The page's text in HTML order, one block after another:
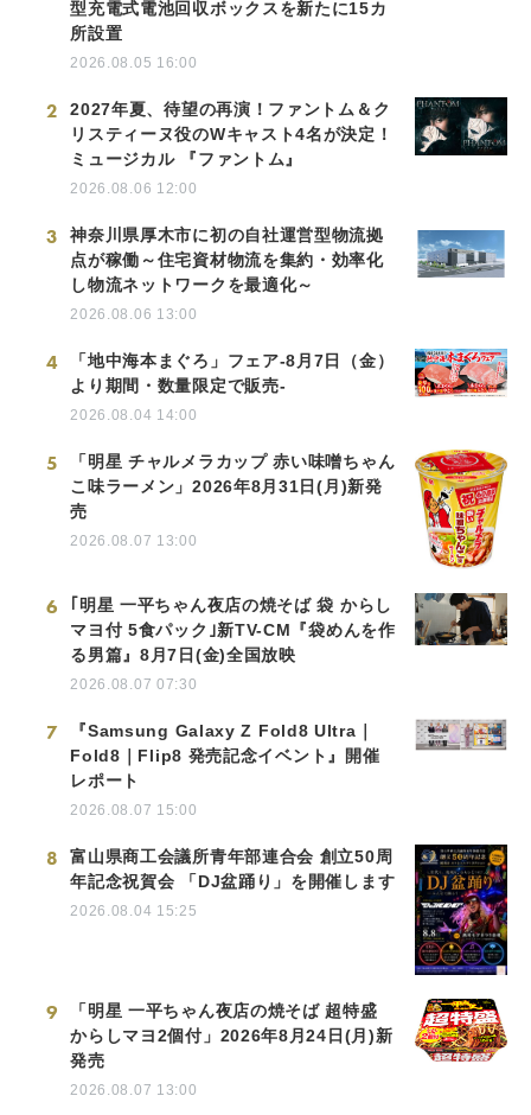
型充電式電池回収ボックスを新たに15カ
所設置
2026.08.05 16:00
2
2027年夏、待望の再演！ファントム＆ク
リスティーヌ役のWキャスト4名が決定！
ミュージカル 『ファントム』
2026.08.06 12:00
3
神奈川県厚木市に初の自社運営型物流拠
点が稼働～住宅資材物流を集約・効率化
し物流ネットワークを最適化～
2026.08.06 13:00
4
「地中海本まぐろ」フェア-8月7日（金）
より期間・数量限定で販売-
2026.08.04 14:00
5
「明星 チャルメラカップ 赤い味噌ちゃん
こ味ラーメン」2026年8月31日(月)新発
売
2026.08.07 13:00
6
｢明星 一平ちゃん夜店の焼そば 袋 からし
マヨ付 5食パック｣新TV-CM『袋めんを作
る男篇』8月7日(金)全国放映
2026.08.07 07:30
7
『Samsung Galaxy Z Fold8 Ultra｜
Fold8｜Flip8 発売記念イベント』開催
レポート
2026.08.07 15:00
8
富山県商工会議所青年部連合会 創立50周
年記念祝賀会 「DJ盆踊り」を開催します
2026.08.04 15:25
9
「明星 一平ちゃん夜店の焼そば 超特盛
からしマヨ2個付」2026年8月24日(月)新
発売
2026.08.07 13:00